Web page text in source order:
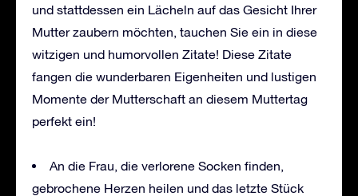
und stattdessen ein Lächeln auf das Gesicht Ihrer
Mutter zaubern möchten, tauchen Sie ein in diese
witzigen und humorvollen Zitate! Diese Zitate
fangen die wunderbaren Eigenheiten und lustigen
Momente der Mutterschaft an diesem Muttertag
perfekt ein!
An die Frau, die verlorene Socken finden,
gebrochene Herzen heilen und das letzte Stück